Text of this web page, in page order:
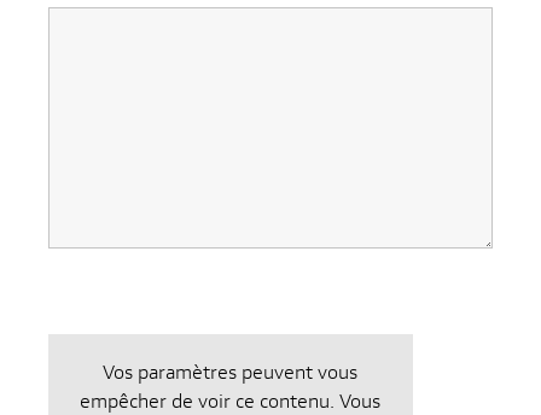
Vos paramètres peuvent vous
empêcher de voir ce contenu. Vous